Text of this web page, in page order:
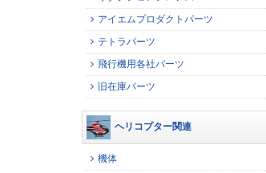
アイエムプロダクトパーツ
テトラパーツ
飛行機用各社パーツ
旧在庫パーツ
ヘリコプター関連
機体